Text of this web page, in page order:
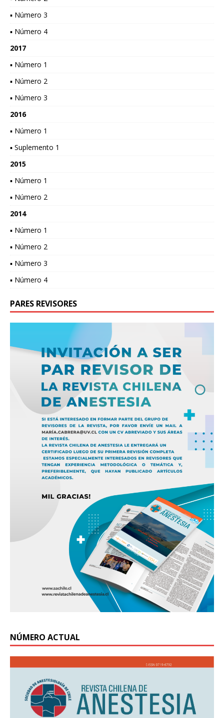
▪ Número 3
▪ Número 4
2017
▪ Número 1
▪ Número 2
▪ Número 3
2016
▪ Número 1
▪ Suplemento 1
2015
▪ Número 1
▪ Número 2
2014
▪ Número 1
▪ Número 2
▪ Número 3
▪ Número 4
PARES REVISORES
NÚMERO ACTUAL